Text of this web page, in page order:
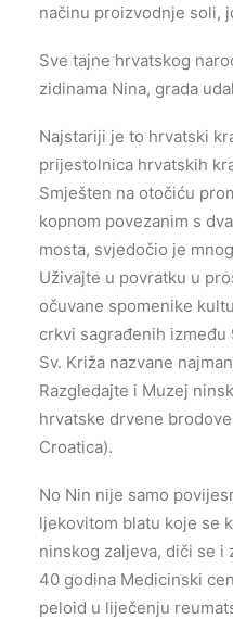
načinu proizvodnje soli,
Sve tajne hrvatskog
zidinama Nina, grada
Najstariji je to hrvatski
prijestolnica hrvatskih
Smješten na otočiću
kopnom povezanim s
mosta, svjedočio je
Uživajte u povratku u
očuvane spomenike
crkvi sagrađenih između
Sv. Križa nazvane
Razgledajte i Muzej
hrvatske drvene
Croatica).
No Nin nije samo
ljekovitom blatu koje se
ninskog zaljeva, diči se i
40 godina Medicinski
peloid u liječenju